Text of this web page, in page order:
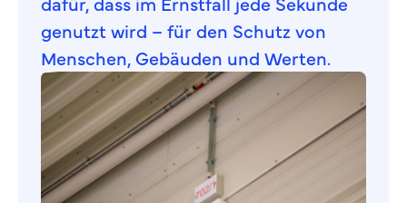
genutzt wird – für den Schutz von
Menschen, Gebäuden und Werten.